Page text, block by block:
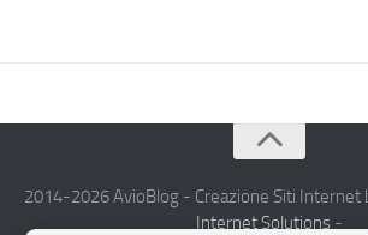
Chi Siamo
2014-2026 AvioBlog - Creazione Siti Internet
Internet Solutions -